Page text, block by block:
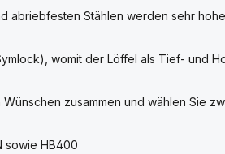
abriebfesten Stählen werden sehr
womit der Löffel als Tief- und
zusammen und wählen Sie
sowie HB400